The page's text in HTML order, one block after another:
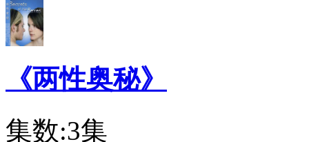
《两性奥秘》
集数:3集